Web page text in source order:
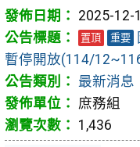
2025-12-
置頂 重要
暫停開放(114/
最新消息
庶務組
1,436